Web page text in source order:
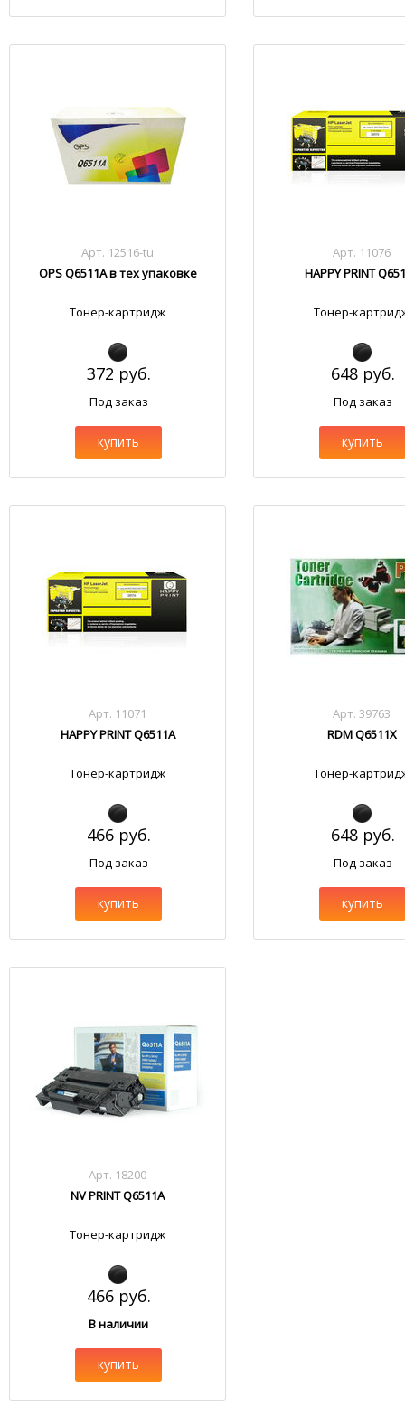
Арт. 12516-tu
OPS Q6511A в тех упаковке
Тонер-картридж
372 руб.
Под заказ
купить
Арт. 11076
HAPPY PRINT
Тонер-
648 руб.
Под заказ
купить
Арт. 11071
HAPPY PRINT Q6511A
Тонер-картридж
466 руб.
Под заказ
купить
Арт. 39763
RDM Q6511X
Тонер-
648 руб.
Под заказ
купить
Арт. 18200
NV PRINT Q6511A
Тонер-картридж
466 руб.
В наличии
купить